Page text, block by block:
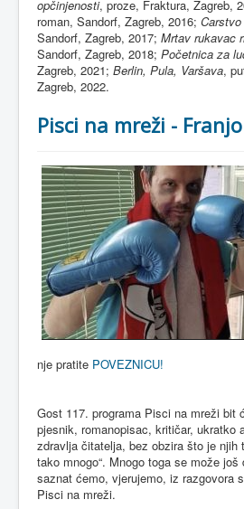
opčinjenosti, proze, Fraktura, Zagreb,
roman, Sandorf, Zagreb, 2016;
Sandorf, Zagreb, 2017; Mrtav rukavac
Sandorf, Zagreb, 2018; Početnica za
Zagreb, 2021; Berlin, Pula, Varšava,
Zagreb, 2022.
Pisci na mreži -
nje pratite POVEZNICU!
Gost 117. programa Pisci na mreži bit
pjesnik, romanopisac, kritičar, ukratko
zdravlja čitatelja, bez obzira što je njih
tako mnogo“. Mnogo toga se može
saznat ćemo, vjerujemo, iz razgovora
Pisci na mreži.